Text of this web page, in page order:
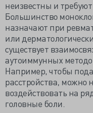
неизвестны и
Большинство
назначают при
или
существует
аутоиммунных
Например, чтобы
расстройства, можно
воздействовать на
головные боли.